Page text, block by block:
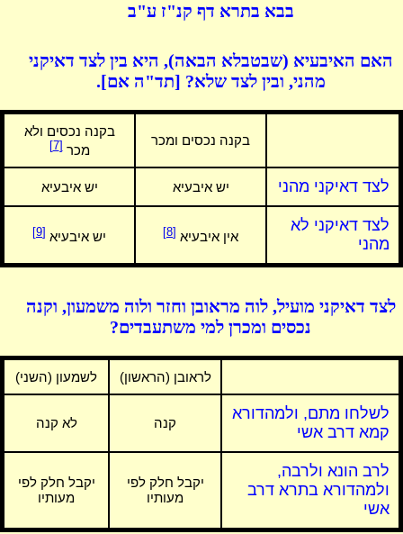
בבא בתרא דף קנ"ז ע"ב
האם האיבעיא (שבטבלא הבאה), היא בין לצד דאיקני
מהני, ובין לצד שלא? [תד"ה אם].
בקנה נכסים ומכר
בקנה נכסים ולא
מכר[7]
לצד דאיקני מהני יש איבעיא יש איבעיא
לצד דאיקני לא
מהני
אין איבעיא [8] יש איבעיא [9]
לצד דאיקני מועיל, לוה מראובן וחזר ולוה משמעון, וקנה
נכסים ומכרן למי משתעבדים?
לראובן (הראשון) לשמעון (השני)
לשלחו מתם, ולמהדורא
קמא דרב אשי
קנה לא קנה
לרב הונא ולרבה,
ולמהדורא בתרא דרב
אשי
יקבל חלק לפי
מעותיו
יקבל חלק לפי
מעותיו